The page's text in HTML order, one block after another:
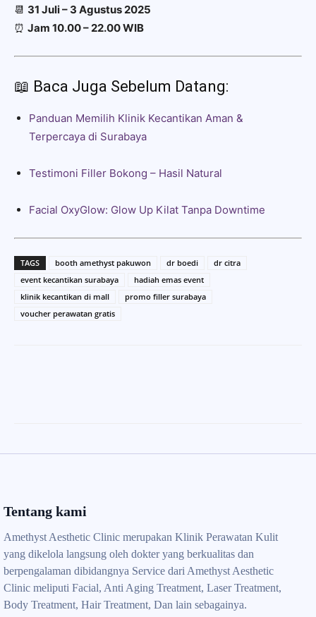
📆 31 Juli – 3 Agustus 2025
⏰ Jam 10.00 – 22.00 WIB
📖 Baca Juga Sebelum Datang:
Panduan Memilih Klinik Kecantikan Aman &
Terpercaya di Surabaya
Testimoni Filler Bokong – Hasil Natural
Facial OxyGlow: Glow Up Kilat Tanpa Downtime
TAGS booth amethyst pakuwon dr boedi
dr citra
event kecantikan surabaya
hadiah emas event
klinik kecantikan di mall
promo filler surabaya
voucher perawatan gratis
Tentang kami
Amethyst Aesthetic Clinic merupakan Klinik Perawatan Kulit
yang dikelola langsung oleh dokter yang berkualitas dan
berpengalaman dibidangnya Service dari Amethyst Aesthetic
Clinic meliputi Facial, Anti Aging Treatment, Laser Treatment,
Body Treatment, Hair Treatment, Dan lain sebagainya.